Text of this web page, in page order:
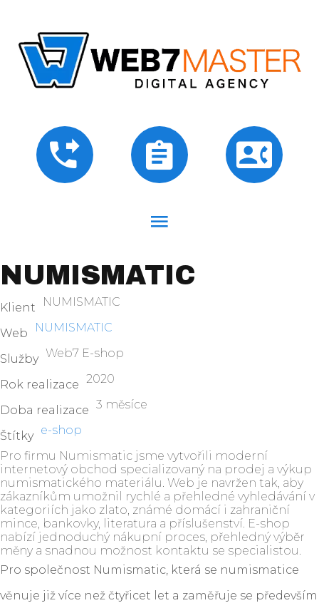
NUMISMATIC
Klient NUMISMATIC
Web NUMISMATIC
Služby Web7 E-shop
Rok realizace 2020
Doba realizace 3 měsíce
Štítky e-shop
Pro firmu Numismatic jsme vytvořili moderní
internetový obchod specializovaný na prodej a výkup
numismatického materiálu. Web je navržen tak, aby
zákazníkům umožnil rychlé a přehledné vyhledávání v
kategoriích jako zlato, známé domácí i zahraniční
mince, bankovky, literatura a příslušenství. E-shop
nabízí jednoduchý nákupní proces, přehledný výběr
měny a snadnou možnost kontaktu se specialistou.
Pro společnost Numismatic, která se numismatice
věnuje již více než čtyřicet let a zaměřuje se především